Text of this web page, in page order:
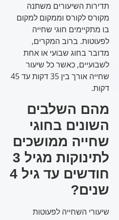
תדירות השיעורים משתנה
מקורס לקורס וממקום למקום
בו מתקיימים חוגי שחייה
לפעוטות. ברוב המקרים,
מדובר בחוג שבועי או אחת
לשבועיים, כאשר כל שיעור
שחייה אורך בין 35 דקות עד 45
דקות.
מהם השלבים
השונים בחוגי
שחייה ממושכים
לתינוקות מגיל 3
חודשים עד גיל 4
שנים?
שיעורי השחייה לפעוטות